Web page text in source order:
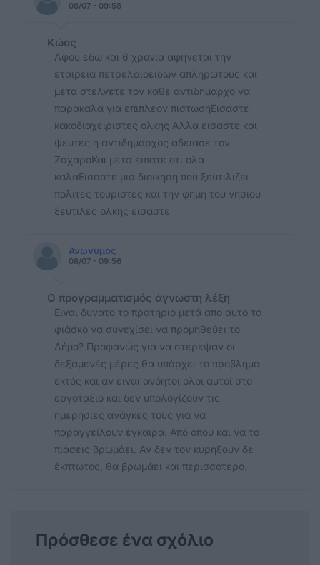
08/07 - 09:58
Κώος
Αφου εδω και 6 χρονια αφηνεται την
εταιρεια πετρελαιοειδων απληρωτους και
μετα στελνετε τον καθε αντιδημαρχο να
παρακαλα για επιπλεον πιστωσηΕισαστε
κακοδιαχειριστες ολκης Αλλα εισαστε και
ψευτες η αντιδημαρχος αδειασε τον
ΖαχαροΚαι μετα ειπατε οτι ολα
καλαΕισαστε μια διοικηση που ξευτιλιζει
πολιτες τουριστες και την φημη του νησιου
ξευτιλες ολκης εισαστε
Ανώνυμος
08/07 - 09:56
Ο προγραμματισμός άγνωστη λέξη
Ειναι δυνατο το πρατηριο μετά απο αυτο το
φιάσκο να συνεχίσει να προμηθεύει το
Δήμο? Προφανώς για να στερεψαν οι
δεξαμενές μέρες θα υπάρχει το προβλημα
εκτός και αν ειναι ανόητοι ολοι αυτοί στο
εργοτάξιο και δεν υπολογίζουν τις
ημερήσιες ανάγκες τους για να
παραγγείλουν έγκαιρα. Από όπου και να το
πιάσεις βρωμάει. Αν δεν τον κυρήξουν δε
έκπτωτος, θα βρωμάει και περισσότερο.
Πρόσθεσε ένα σχόλιο